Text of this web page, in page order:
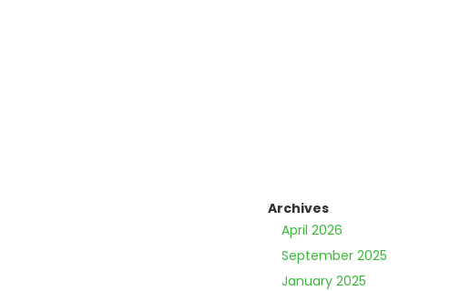
Archives
April 2026
September 2025
January 2025